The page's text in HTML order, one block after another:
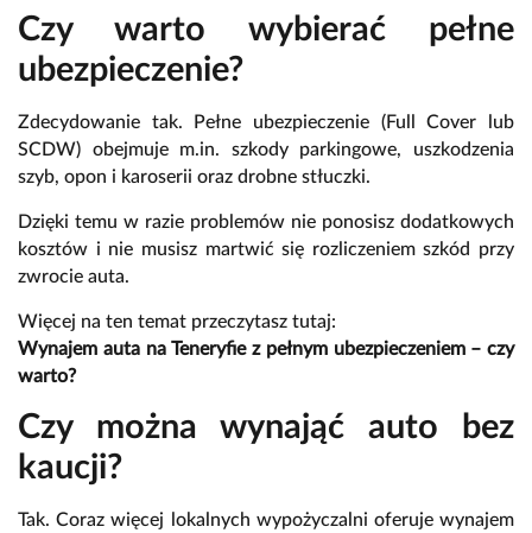
Czy warto wybierać pełne
ubezpieczenie?
Zdecydowanie tak. Pełne ubezpieczenie (Full Cover lub
SCDW) obejmuje m.in. szkody parkingowe, uszkodzenia
szyb, opon i karoserii oraz drobne stłuczki.
Dzięki temu w razie problemów nie ponosisz dodatkowych
kosztów i nie musisz martwić się rozliczeniem szkód przy
zwrocie auta.
Więcej na ten temat przeczytasz tutaj:
Wynajem auta na Teneryfie z pełnym ubezpieczeniem – czy
warto?
Czy można wynająć auto bez
kaucji?
Tak. Coraz więcej lokalnych wypożyczalni oferuje wynajem